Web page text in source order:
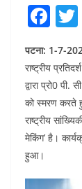
F
c
e
b
o
o
k
पटना: 1-7-
राष्ट्रीय
द्वारा प्रो0
को स्मरण करते
राष्ट्रीय
मेकिंग’ है।
हुआ।